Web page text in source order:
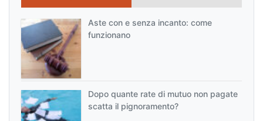
Aste con e senza incanto: come
funzionano
Dopo quante rate di mutuo non pagate
scatta il pignoramento?